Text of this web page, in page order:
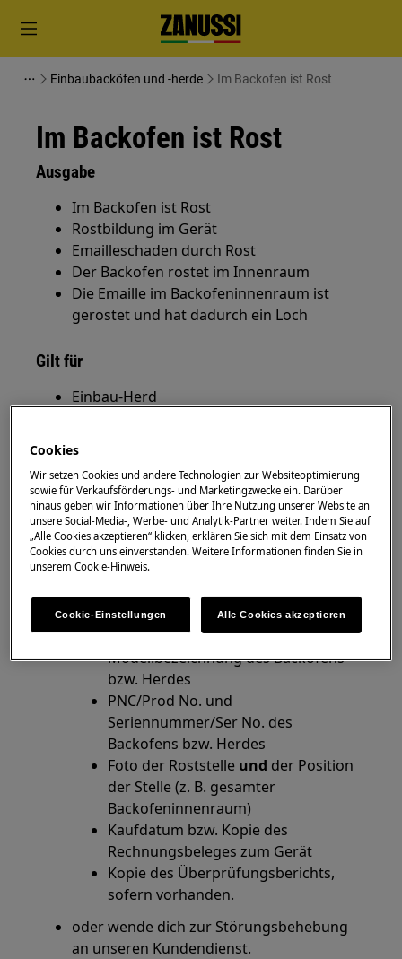
Einbaubacköfen und -herde Im Backofen ist Rost
Im Backofen ist Rost
Ausgabe
Im Backofen ist Rost
Rostbildung im Gerät
Emailleschaden durch Rost
Der Backofen rostet im Innenraum
Die Emaille im Backofeninnenraum ist
gerostet und hat dadurch ein Loch
Gilt für
Einbau-Herd
Lösung
1. Die Ursachen von Rost im Innenraum sind
vielfältig.
sende uns eine E-Mail mit deinem Anliegen
und folgenden Daten:
Modellbezeichnung des Backofens
bzw. Herdes
PNC/Prod No. und
Seriennummer/Ser No. des
Backofens bzw. Herdes
Foto der Roststelle und der Position
der Stelle (z. B. gesamter
Backofeninnenraum)
Kaufdatum bzw. Kopie des
Rechnungsbeleges zum Gerät
Kopie des Überprüfungsberichts,
sofern vorhanden.
oder wende dich zur Störungsbehebung
an unseren Kundendienst.
Cookies
Wir setzen Cookies und andere Technologien zur Websiteoptimierung
sowie für Verkaufsförderungs- und Marketingzwecke ein. Darüber
hinaus geben wir Informationen über Ihre Nutzung unserer Website an
unsere Social-Media-, Werbe- und Analytik-Partner weiter. Indem Sie auf
„Alle Cookies akzeptieren“ klicken, erklären Sie sich mit dem Einsatz von
Cookies durch uns einverstanden. Weitere Informationen finden Sie in
unserem Cookie-Hinweis.
Cookie-Einstellungen Alle Cookies akzeptieren